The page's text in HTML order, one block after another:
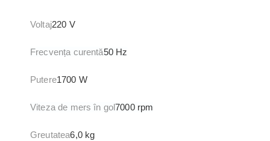
Voltaj220 V
Frecvența curentă50 Hz
Putere1700 W
Viteza de mers în gol7000 rpm
Greutatea6,0 kg